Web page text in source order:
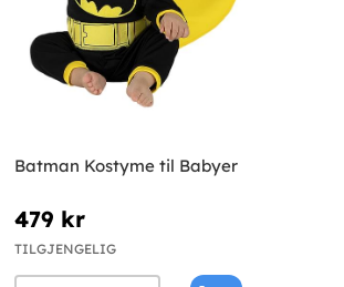
Batman Kostyme til Babyer
479 kr
TILGJENGELIG